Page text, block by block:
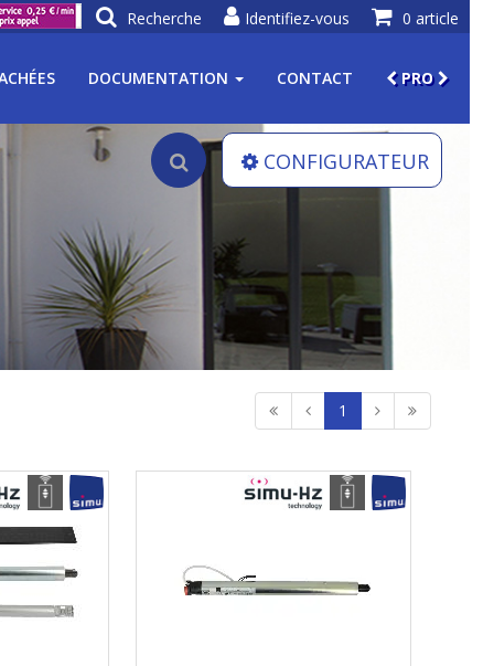
0 article
Identifiez-vous
Recherche
DOCUMENTATION CONTACT PRO
CONFIGURATEUR
1